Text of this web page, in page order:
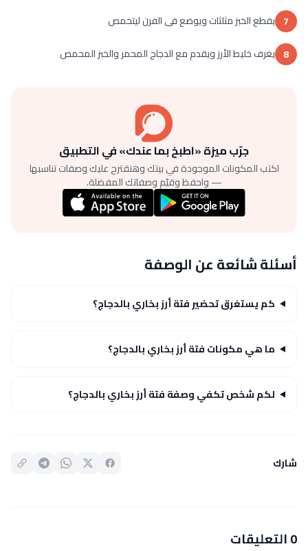
7 يقطع الخبز مثلثات ويوضع فى الفرن ليتحمص
8 يغرف خليط الأرز ويقدم مع الدجاج المحمر والخبز المحمص
جرّب ميزة «اطبخ بما عندك» في التطبيق
اكتب المكونات الموجودة في بيتك وهنقترح عليك وصفات تناسبها
— واحفظ وقيّم وصفاتك المفضلة.
أسئلة شائعة عن الوصفة
كم يستغرق تحضير فتة أرز بخاري بالدجاج؟
ما هي مكونات فتة أرز بخاري بالدجاج؟
لكم شخص تكفي وصفة فتة أرز بخاري بالدجاج؟
شارك
0 التعليقات